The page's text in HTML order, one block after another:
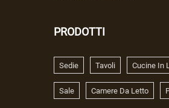
PRODOTTI
Sedie Tavoli Cucine In
Sale Camere Da Letto